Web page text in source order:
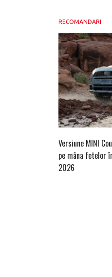
RECOMANDARI
Versiune MINI
pe mâna fetelor
2026